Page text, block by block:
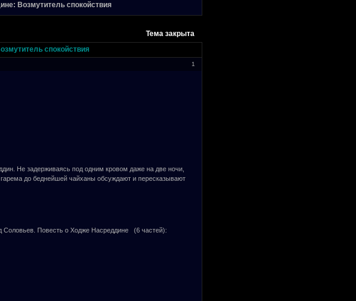
Возмутитель спокойствия
спокойствия
Тема закрыта
1
Не задерживаясь под одним кровом даже на две ночи,
до беднейшей чайханы обсуждают и пересказывают
Соловьев. Повесть о Ходже Насреддине (6 частей):